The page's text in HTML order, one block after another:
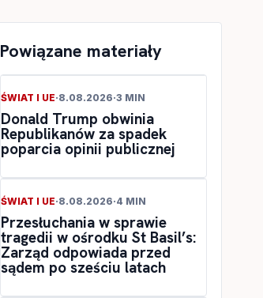
Powiązane materiały
ŚWIAT I UE·8.08.2026·3 MIN
Donald Trump obwinia
Republikanów za spadek
poparcia opinii publicznej
ŚWIAT I UE·8.08.2026·4 MIN
Przesłuchania w sprawie
tragedii w ośrodku St Basil’s:
Zarząd odpowiada przed
sądem po sześciu latach